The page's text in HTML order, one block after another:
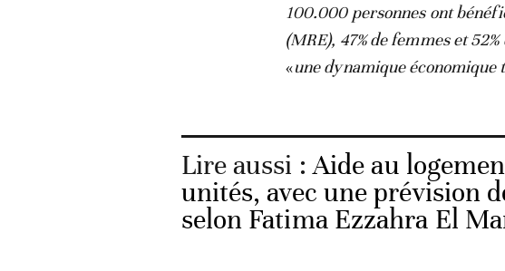
100.000 personnes ont
(MRE), 47% de femmes et
«une dynamique économique
Lire aussi :Aide au
unités, avec une prévision
selon Fatima Ezzahra El